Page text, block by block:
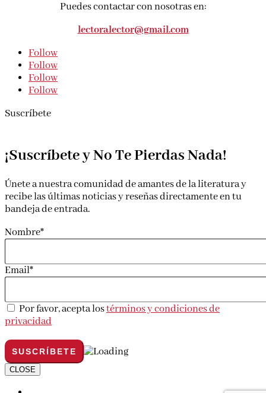
Puedes contactar con nosotras en:
lectoralector@gmail.com
Follow
Follow
Follow
Follow
Suscríbete
¡Suscríbete y No Te Pierdas Nada!
Únete a nuestra comunidad de amantes de la literatura y
recibe las últimas noticias y reseñas directamente en tu
bandeja de entrada.
Nombre*
Email*
Por favor, acepta lostérminos y condiciones de
privacidad
CLOSE